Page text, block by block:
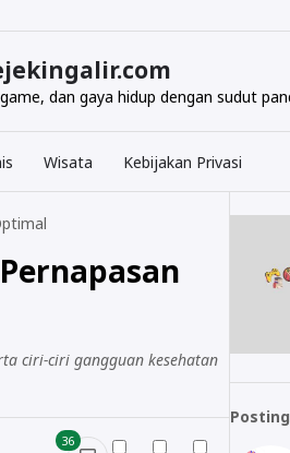
dan gaya hidup dengan sudut
Wisata Kebijakan Privasi
ciri-ciri gangguan kesehatan
36